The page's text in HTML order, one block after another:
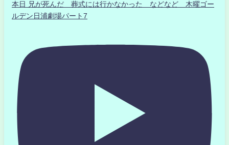
本日 兄が死んだ 葬式には行かなかった などなど 木曜ゴー
ルデン日浦劇場パート7